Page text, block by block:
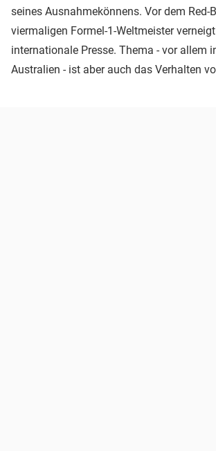
seines Ausnahmekönnens. Vor dem Red-
viermaligen Formel-1-Weltmeister
internationale Presse. Thema - vor allem
Australien - ist aber auch das Verhalten